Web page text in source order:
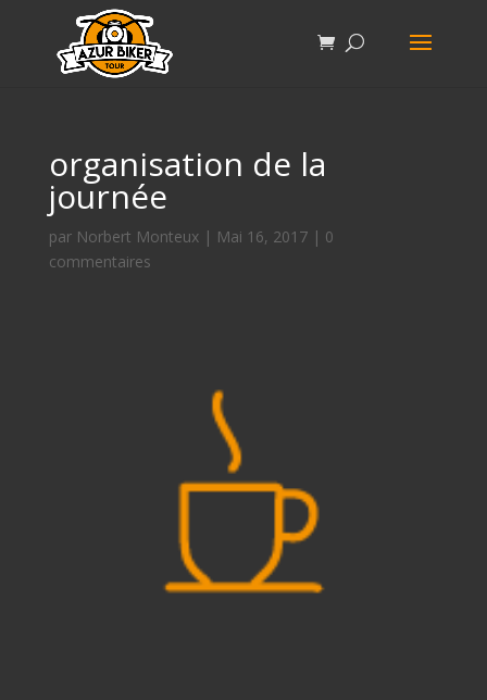
organisation de la
journée
par Norbert Monteux| Mai 16, 2017| 0
commentaires